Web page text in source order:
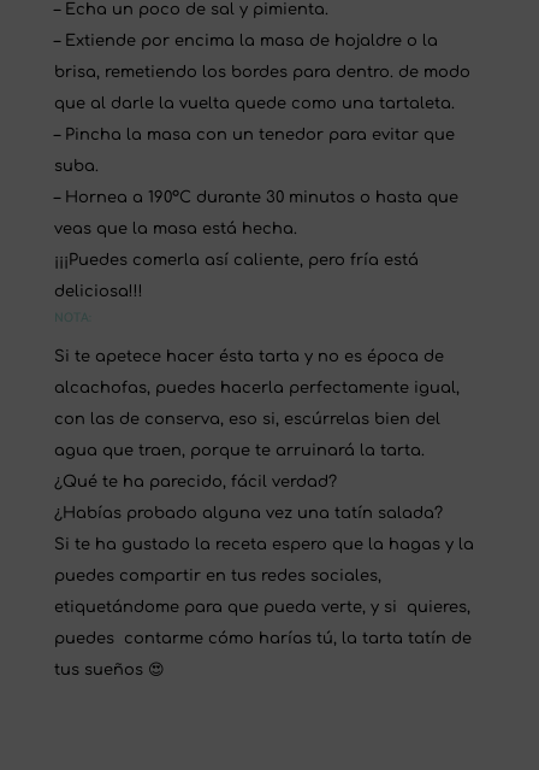
– Echa un poco de sal y pimienta.
– Extiende por encima la masa de hojaldre o la
brisa, remetiendo los bordes para dentro. de modo
que al darle la vuelta quede como una tartaleta.
– Pincha la masa con un tenedor para evitar que
suba.
– Hornea a 190ºC durante 30 minutos o hasta que
veas que la masa está hecha.
¡¡¡Puedes comerla así caliente, pero fría está
deliciosa!!!
NOTA:
Si te apetece hacer ésta tarta y no es época de
alcachofas, puedes hacerla perfectamente igual,
con las de conserva, eso si, escúrrelas bien del
agua que traen, porque te arruinará la tarta.
¿Qué te ha parecido, fácil verdad?
¿Habías probado alguna vez una tatín salada?
Si te ha gustado la receta espero que la hagas y la
puedes compartir en tus redes sociales,
etiquetándome para que pueda verte, y si quieres,
puedes contarme cómo harías tú, la tarta tatín de
tus sueños 😍